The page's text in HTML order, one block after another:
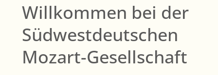
Willkommen bei der
Südwestdeutschen
Mozart-Gesellschaft